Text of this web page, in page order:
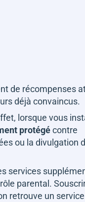
de récompenses
déjà convaincus.
lorsque vous
protégécontre
ou la divulgation
services
parental.
retrouve un